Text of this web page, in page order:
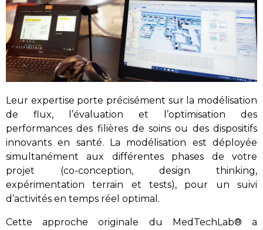
Leur expertise porte précisément sur la modélisation
de flux, l’évaluation et l’optimisation des
performances des filières de soins ou des dispositifs
innovants en santé. La modélisation est déployée
simultanément aux différentes phases de votre
projet (co-conception, design thinking,
expérimentation terrain et tests), pour un suivi
d’activités en temps réel optimal.
Cette approche originale du
MedTechLab® a